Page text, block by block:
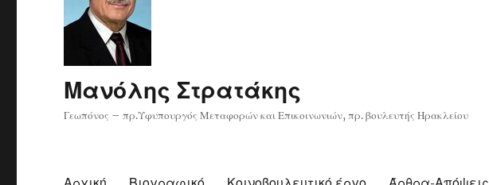
Μανόλης Στρατάκης
Γεωπόνος – πρ.Υφυπουργός Μεταφορών και Επικοινωνιών, πρ. βουλευτής Ηρακλείου